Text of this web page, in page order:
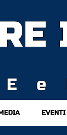
e
EVENTI